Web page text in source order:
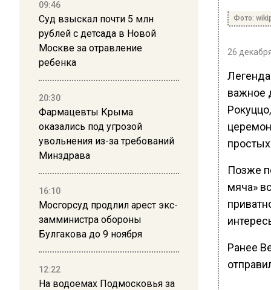
09:46
Суд взыскал почти 5 млн
рублей с детсада в Новой
Москве за отравление
ребенка
20:30
Фармацевты Крыма
оказались под угрозой
увольнения из-за требований
Минздрава
16:10
Мосгорсуд продлил арест экс-
замминистра обороны
Булгакова до 9 ноября
12:22
На водоемах Подмосковья за
Фото:
26
важное
Позже
мяча»
Ранее